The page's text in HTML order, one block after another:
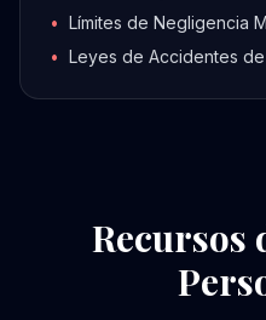
• Límites de Negligencia
• Leyes de Accidentes
Recursos